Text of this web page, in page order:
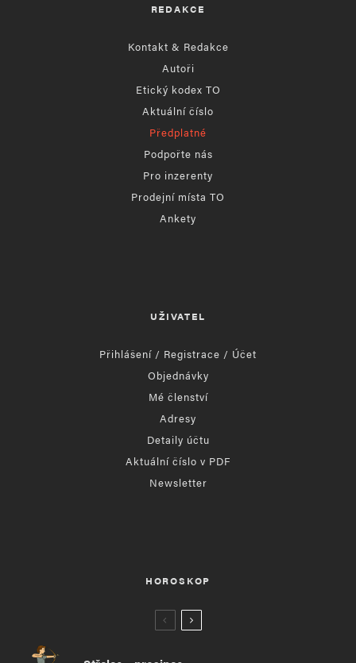
REDAKCE
Kontakt & Redakce
Autoři
Etický kodex TO
Aktuální číslo
Předplatné
Podpořte nás
Pro inzerenty
Prodejní místa TO
Ankety
UŽIVATEL
Přihlášení / Registrace / Účet
Objednávky
Mé členství
Adresy
Detaily účtu
Aktuální číslo v PDF
Newsletter
HOROSKOP